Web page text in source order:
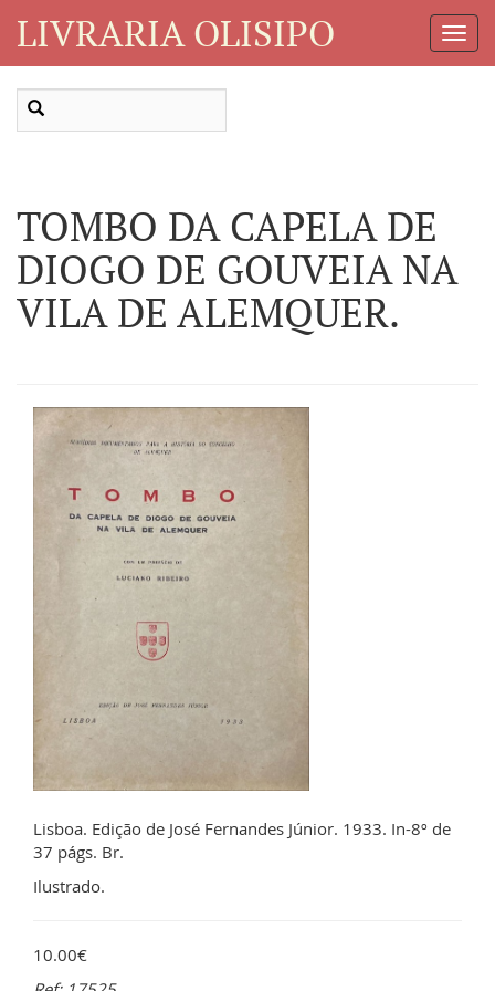
LIVRARIA OLISIPO
TOMBO DA CAPELA DE
DIOGO DE GOUVEIA NA
VILA DE ALEMQUER.
Lisboa. Edição de José Fernandes Júnior. 1933. In-8º de
37 págs. Br.
Ilustrado.
10.00€